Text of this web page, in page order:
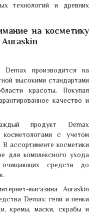
технологий и древних
на косметику
Auraskin
Demax производится на
высокими стандартами
красоты. Покупая
качество и
продукт Demax
косметологами с учетом
ассортименте косметики
для комплексного ухода
средств до
магазина Auraskin
Demax: гели и пенки
кремы, маски, скрабы и